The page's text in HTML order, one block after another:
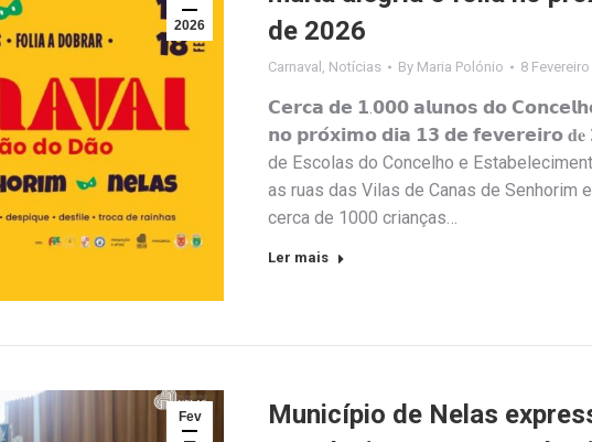
2026
de 2026
Carnaval Notícias By Maria Polónio 8
𝗖𝗲𝗿𝗰𝗮 𝗱𝗲 𝟭.𝟬𝟬𝟬 𝗮𝗹𝘂𝗻𝗼𝘀 𝗱𝗼 𝗖𝗼𝗻𝗰𝗲𝗹𝗵𝗼
𝗻𝗼 𝗽𝗿𝗼́𝘅𝗶𝗺𝗼 𝗱𝗶𝗮 𝟭𝟯 𝗱𝗲 𝗳𝗲𝘃𝗲𝗿𝗲𝗶𝗿𝗼 𝐝𝐞
de Escolas do Concelho e
as ruas das Vilas de Canas de Senhorim
cerca de 1000 crianças…
Ler mais
Fev
Município de Nelas